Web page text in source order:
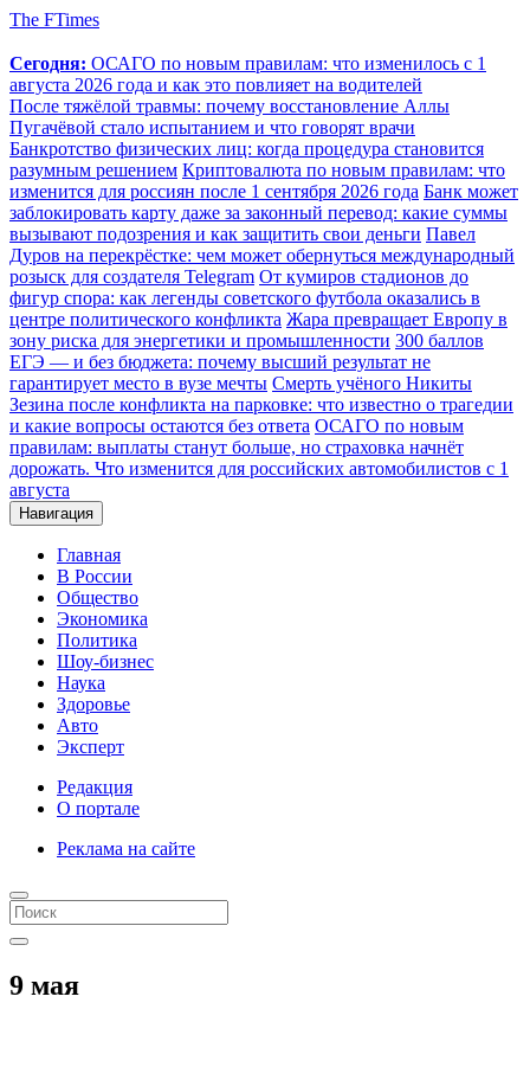
The FTimes
Сегодня: ОСАГО по новым правилам: что изменилось с 1
августа 2026 года и как это повлияет на водителей
После тяжёлой травмы: почему восстановление Аллы
Пугачёвой стало испытанием и что говорят врачи
Банкротство физических лиц: когда процедура становится
разумным решением Криптовалюта по новым правилам: что
изменится для россиян после 1 сентября 2026 года Банк может
заблокировать карту даже за законный перевод: какие суммы
вызывают подозрения и как защитить свои деньги Павел
Дуров на перекрёстке: чем может обернуться международный
розыск для создателя Telegram От кумиров стадионов до
фигур спора: как легенды советского футбола оказались в
центре политического конфликта Жара превращает Европу в
зону риска для энергетики и промышленности 300 баллов
ЕГЭ — и без бюджета: почему высший результат не
гарантирует место в вузе мечты Смерть учёного Никиты
Зезина после конфликта на парковке: что известно о трагедии
и какие вопросы остаются без ответа ОСАГО по новым
правилам: выплаты станут больше, но страховка начнёт
дорожать. Что изменится для российских автомобилистов с 1
августа
Навигация
Главная
В России
Общество
Экономика
Политика
Шоу-бизнес
Наука
Здоровье
Авто
Эксперт
Редакция
О портале
Реклама на сайте
9 мая